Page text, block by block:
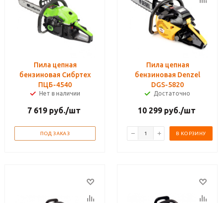
Пила цепная
бензиновая Сибртех
ПЦБ-4540
Нет в наличии
7 619 руб./шт
ПОД ЗАКАЗ
Пила цепная
бензиновая Denzel
DGS-5820
Достаточно
10 299руб./шт
В КОРЗИНУ